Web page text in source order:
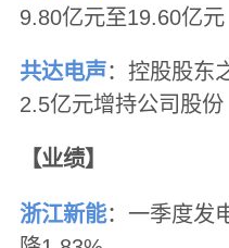
9.80亿元至19.60亿元
共达电声：控股股东
2.5亿元增持公司股份
【业绩】
浙江新能：一季度发